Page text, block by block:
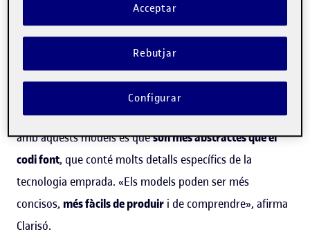
i per fer simulacions o proves.
«El tipus de model més conegut és el diagrama de
classes en notació UML (unified modeling language), que
s'empra per descriure l'estructura d'un sistema de
software», explica l'investigador. L'avantatge de treballar
amb aquests models és quesón més abstractes que el
codi font, que conté molts detalls específics de la
tecnologia emprada. «Els models poden ser més
concisos, més fàcils de produir i de comprendre», afirma
Clarisó.
Rebutjar
Acceptar
Configurar